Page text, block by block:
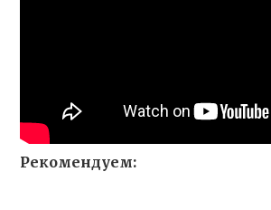
Рекомендуем: